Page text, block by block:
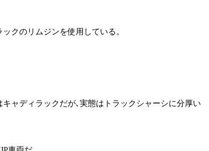
クのリムジンを使用している。
ャディラックだが､実態はトラックシャーシに分厚い